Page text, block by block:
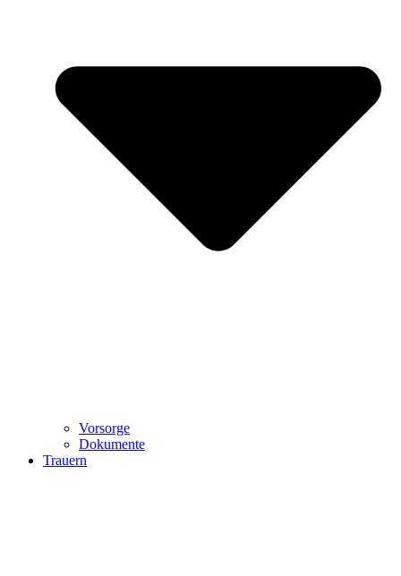
Vorsorge
Dokumente
Trauern